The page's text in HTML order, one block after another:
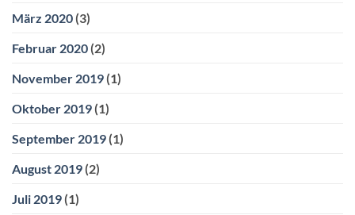
März 2020 (3)
Februar 2020 (2)
November 2019 (1)
Oktober 2019 (1)
September 2019 (1)
August 2019 (2)
Juli 2019 (1)